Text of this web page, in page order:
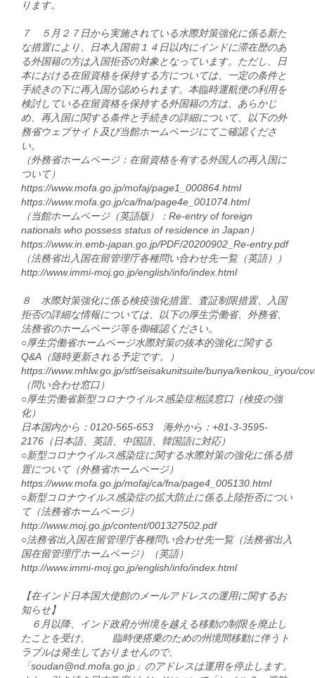
ります。
７ ５月２７日から実施されている水際対策強化に係る新た
な措置により、日本入国前１４日以内にインドに滞在歴のあ
る外国籍の方は入国拒否の対象となっています。ただし、日
本における在留資格を保持する方については、一定の条件と
手続きの下に再入国が認められます。本臨時運航便の利用を
検討している在留資格を保持する外国籍の方は、あらかじ
め、再入国に関する条件と手続きの詳細について、以下の外
務省ウェブサイト及び当館ホームページにてご確認くださ
い。
（外務省ホームページ：在留資格を有する外国人の再入国に
ついて）
https://www.mofa.go.jp/mofaj/page1_000864.html
https://www.mofa.go.jp/ca/fna/page4e_001074.html
（当館ホームページ（英語版）：Re-entry of foreign
nationals who possess status of residence in Japan）
https://www.in.emb-japan.go.jp/PDF/20200902_Re-entry.pdf
（法務省出入国在留管理庁各種問い合わせ先一覧（英語））
http://www.immi-moj.go.jp/english/info/index.html
８ 水際対策強化に係る検疫強化措置、査証制限措置、入国
拒否の詳細な情報については、以下の厚生労働省、外務省、
法務省のホームページ等を御確認ください。
○厚生労働省ホームページ水際対策の抜本的強化に関する
Q&A（随時更新される予定です。）
https://www.mhlw.go.jp/stf/seisakunitsuite/bunya/kenkou_iryou/
（問い合わせ窓口）
○厚生労働省新型コロナウイルス感染症相談窓口（検疫の強
化）
日本国内から：0120-565-653 海外から：+81-3-3595-
2176（日本語、英語、中国語、韓国語に対応）
○新型コロナウイルス感染症に関する水際対策の強化に係る措
置について（外務省ホームページ）
https://www.mofa.go.jp/mofaj/ca/fna/page4_005130.html
○新型コロナウイルス感染症の拡大防止に係る上陸拒否につい
て（法務省ホームページ）
http://www.moj.go.jp/content/001327502.pdf
○法務省出入国在留管理庁各種問い合わせ先一覧（法務省出入
国在留管理庁ホームページ）（英語）
http://www.immi-moj.go.jp/english/info/index.html
【在インド日本国大使館のメールアドレスの運用に関するお
知らせ】
６月以降、インド政府が州境を越える移動の制限を廃止し
たことを受け、 臨時便搭乗のための州境間移動に伴うト
ラブルは発生しておりませんので、
「soudan@nd.mofa.go.jp」のアドレスは運用を停止します。